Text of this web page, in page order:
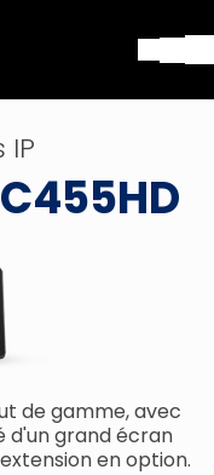
IP
de gamme, avec
d'un grand écran
en option.